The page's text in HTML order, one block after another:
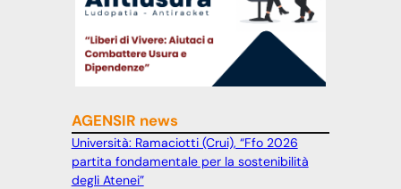
AGENSIR news
Università: Ramaciotti (Crui), “Ffo 2026
partita fondamentale per la sostenibilità
degli Atenei”